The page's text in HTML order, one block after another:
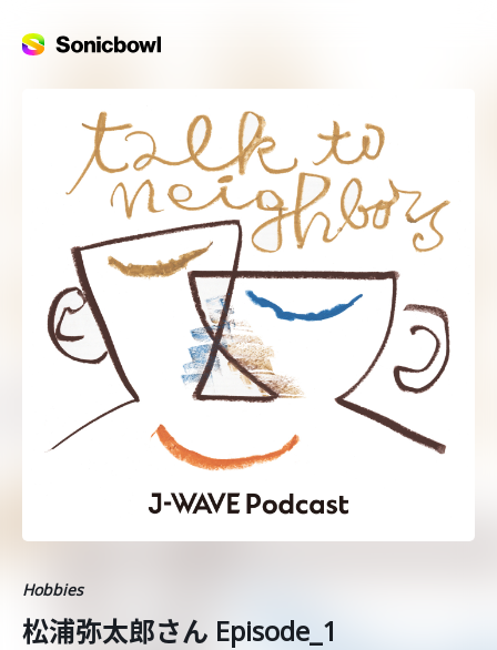
Hobbies
松浦弥太郎さん Episode_1